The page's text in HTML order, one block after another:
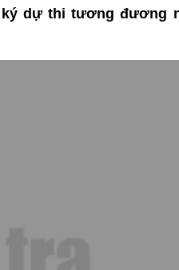
dự thi tương đương